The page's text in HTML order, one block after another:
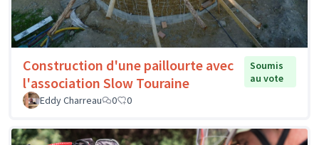
Construction d'une paillourte avec
l'association Slow Touraine
Soumis
au vote
Eddy Charreau
0 0